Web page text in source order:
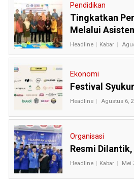
Pendidikan
Tingkatkan
Melalui
Headline Kabar
Ekonomi
Festival
Headline Agustus 6,
Organisasi
Resmi
Headline Kabar Mei